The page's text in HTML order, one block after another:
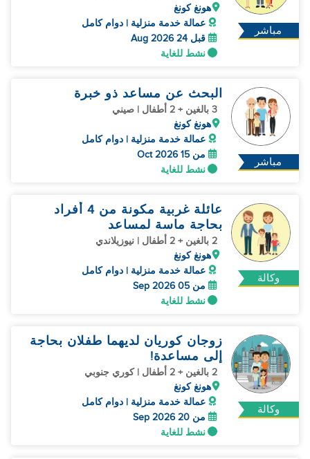
مباشر
هونغ كونغ
عمالة خدمة منزلية | دوام كامل
قبل 24 Aug 2026
نشط للغاية
مباشر
البحث عن مساعد ذو خبرة
3 بالغين + 2 أطفال | صيني
هونغ كونغ
عمالة خدمة منزلية | دوام كامل
من 15 Oct 2026
نشط للغاية
وكالة
عائلة غربية مكونة من 4 أفراد
بحاجة ماسة لمساعد
2 بالغين + 2 أطفال | نيوزيلاندي
هونغ كونغ
عمالة خدمة منزلية | دوام كامل
من 05 Sep 2026
نشط للغاية
وكالة
زوجان كوريان لديهما طفلان بحاجة
إلى مساعدة!
2 بالغين + 2 أطفال | كوري جنوبي
هونغ كونغ
عمالة خدمة منزلية | دوام كامل
من 20 Sep 2026
نشط للغاية